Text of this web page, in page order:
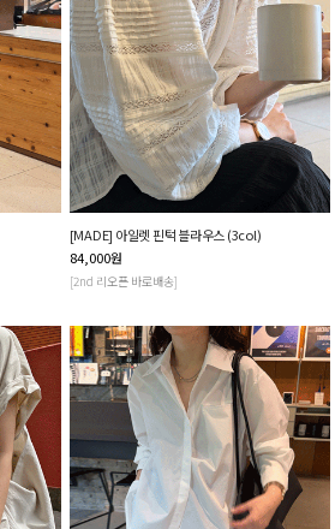
[MADE] 아일렛 핀턱 블라우스 (3col)
84,000원
[2nd 리오픈 바로배송]